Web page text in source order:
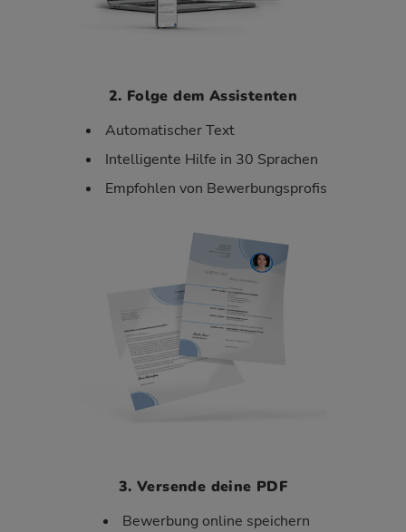
2. Folge dem Assistenten
Automatischer Text
Intelligente Hilfe in 30 Sprachen
Empfohlen von Bewerbungsprofis
3. Versende deine PDF
Bewerbung online speichern